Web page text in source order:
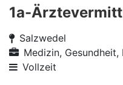
1a-
Salzwedel
Medizin, Gesundheit,
Vollzeit